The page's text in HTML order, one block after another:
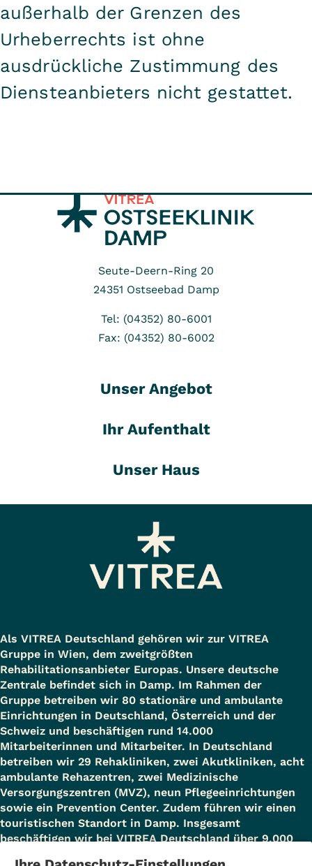
außerhalb der Grenzen des
Urheberrechts ist ohne
ausdrückliche Zustimmung des
Diensteanbieters nicht gestattet.
Seute-Deern-Ring 20
24351 Ostseebad Damp
Tel: (04352) 80-6001
Fax: (04352) 80-6002
Unser Angebot
Ihr Aufenthalt
Unser Haus
Als VITREA Deutschland gehören wir zur VITREA
Gruppe in Wien, dem zweitgrößten
Rehabilitationsanbieter Europas. Unsere deutsche
Zentrale befindet sich in Damp. Im Rahmen der
Gruppe betreiben wir 80 stationäre und ambulante
Einrichtungen in Deutschland, Österreich und der
Schweiz und beschäftigen rund 14.000
Mitarbeiterinnen und Mitarbeiter. In Deutschland
betreiben wir 29 Rehakliniken, zwei Akutkliniken, acht
ambulante Rehazentren, zwei Medizinische
Versorgungszentren (MVZ), neun Pflegeeinrichtungen
sowie ein Prevention Center. Zudem führen wir einen
touristischen Standort in Damp. Insgesamt
beschäftigen wir bei VITREA Deutschland über 9.000